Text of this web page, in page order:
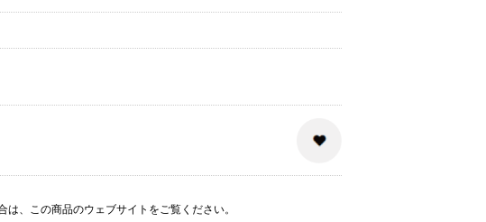
は、 この商品のウェブサイト をご覧ください。